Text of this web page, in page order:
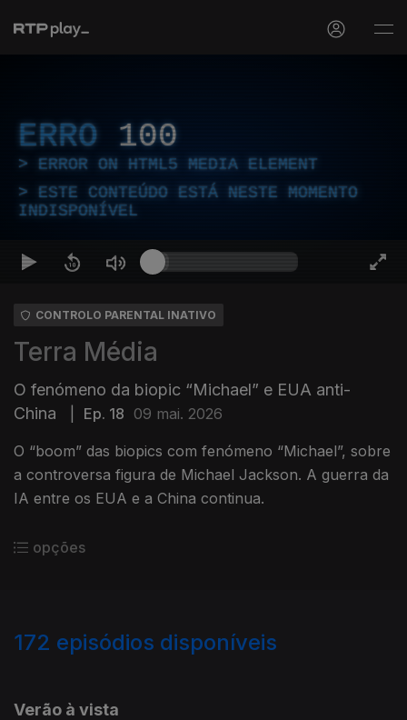
ERRO 100
ERROR ON HTML5 MEDIA ELEMENT
ESTE CONTEÚDO ESTÁ NESTE MOMENTO
INDISPONÍVEL
CONTROLO PARENTAL INATIVO
Terra Média
O fenómeno da biopic “Michael” e EUA anti-
China
Ep. 18 09 mai. 2026
O “boom” das biopics com fenómeno “Michael”, sobre
a controversa figura de Michael Jackson. A guerra da
IA entre os EUA e a China continua.
opções
172 episódios disponíveis
Verão à vista